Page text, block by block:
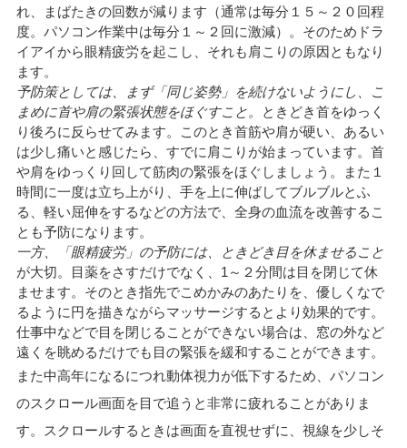
れ、まばたきの回数が減ります（通常は毎分１５～２０回程
度。パソコン作業中は毎分１～２回に激減）。そのためドラ
イアイから眼精疲労を起こし、それも肩こりの原因ともなり
ます。
予防策としては、まず「同じ姿勢」を続けないようにし、こ
まめに首や肩の緊張状態をほぐすこと。 ときどき首をゆっく
り後ろに反らせてみます。このとき首筋や肩が硬い、あるい
は少し痛いと感じたら、すでに肩こりが始まっています。首
や肩をゆっくり回して筋肉の緊張をほぐしましょう。また１
時間に一度は立ち上がり、手を上に伸ばしてブルブルとふ
る、軽い屈伸をするなどの方法で、全身の血流を改善するこ
とも予防になります。
一方、「眼精疲労」の予防には、ときどき目を休ませること
が大切。目薬をさすだけでなく、1～２分間は目を閉じて休
ませます。そのとき指先でこめかみのあたりを、優しくなで
るように円を描きながらマッサージするとより効果的です。
仕事中などで目を閉じることができない場合は、窓の外など
遠くを眺めるだけでも目の緊張を緩和することができます。
また中高年になるにつれ動体視力が低下するため、パソコン
のスクロール画面を目で追うと非常に疲れることがありま
す。スクロールするときは画面を直視せずに、視線を少しそ